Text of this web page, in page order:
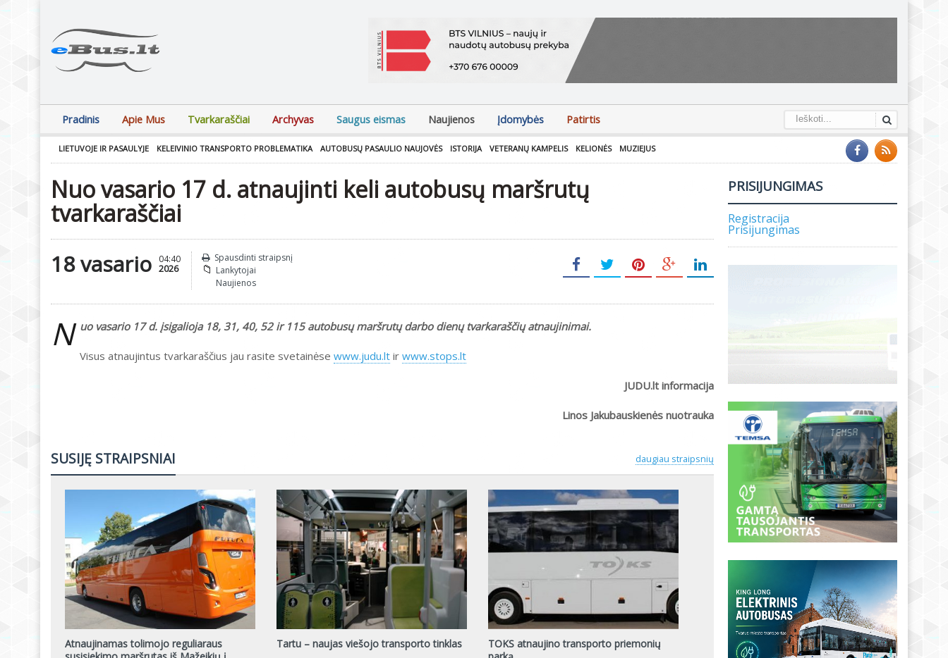
Pradinis Apie Mus Tvarkaraščiai Archyvas Saugus eismas Naujienos Įdomybės Patirtis
LIETUVOJE IR PASAULYJE KELEIVINIO TRANSPORTO PROBLEMATIKA AUTOBUSŲ PASAULIO NAUJOVĖS ISTORIJA VETERANŲ KAMPELIS KELIONĖS MUZIEJUS
Nuo vasario 17 d. atnaujinti keli autobusų maršrutų
tvarkaraščiai
18 vasario 04:40
2026
Spausdinti straipsnį
Lankytojai
Naujienos
N uo vasario 17 d. įsigalioja 18, 31, 40, 52 ir 115 autobusų maršrutų darbo dienų tvarkaraščių atnaujinimai.
Visus atnaujintus tvarkaraščius jau rasite svetainėse www.judu.lt ir www.stops.lt
JUDU.lt informacija
Linos Jakubauskienės nuotrauka
daugiau straipsnių
SUSIJĘ STRAIPSNIAI
Atnaujinamas tolimojo reguliaraus
Tartu – naujas viešojo transporto tinklas
TOKS atnaujino transporto priemonių
PRISIJUNGIMAS
Registracija
Prisijungimas